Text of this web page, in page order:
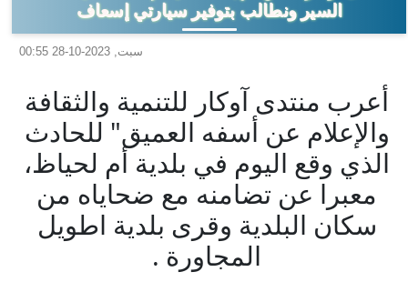
السير ونطالب بتوفير سيارتي إسعاف
سبت, 2023-10-28 00:55
أعرب منتدى آوكار للتنمية والثقافة
والإعلام عن أسفه العميق" للحادث
الذي وقع اليوم في بلدية أم لحياظ،
معبرا عن تضامنه مع ضحاياه من
سكان البلدية وقرى بلدية اطويل
المجاورة .